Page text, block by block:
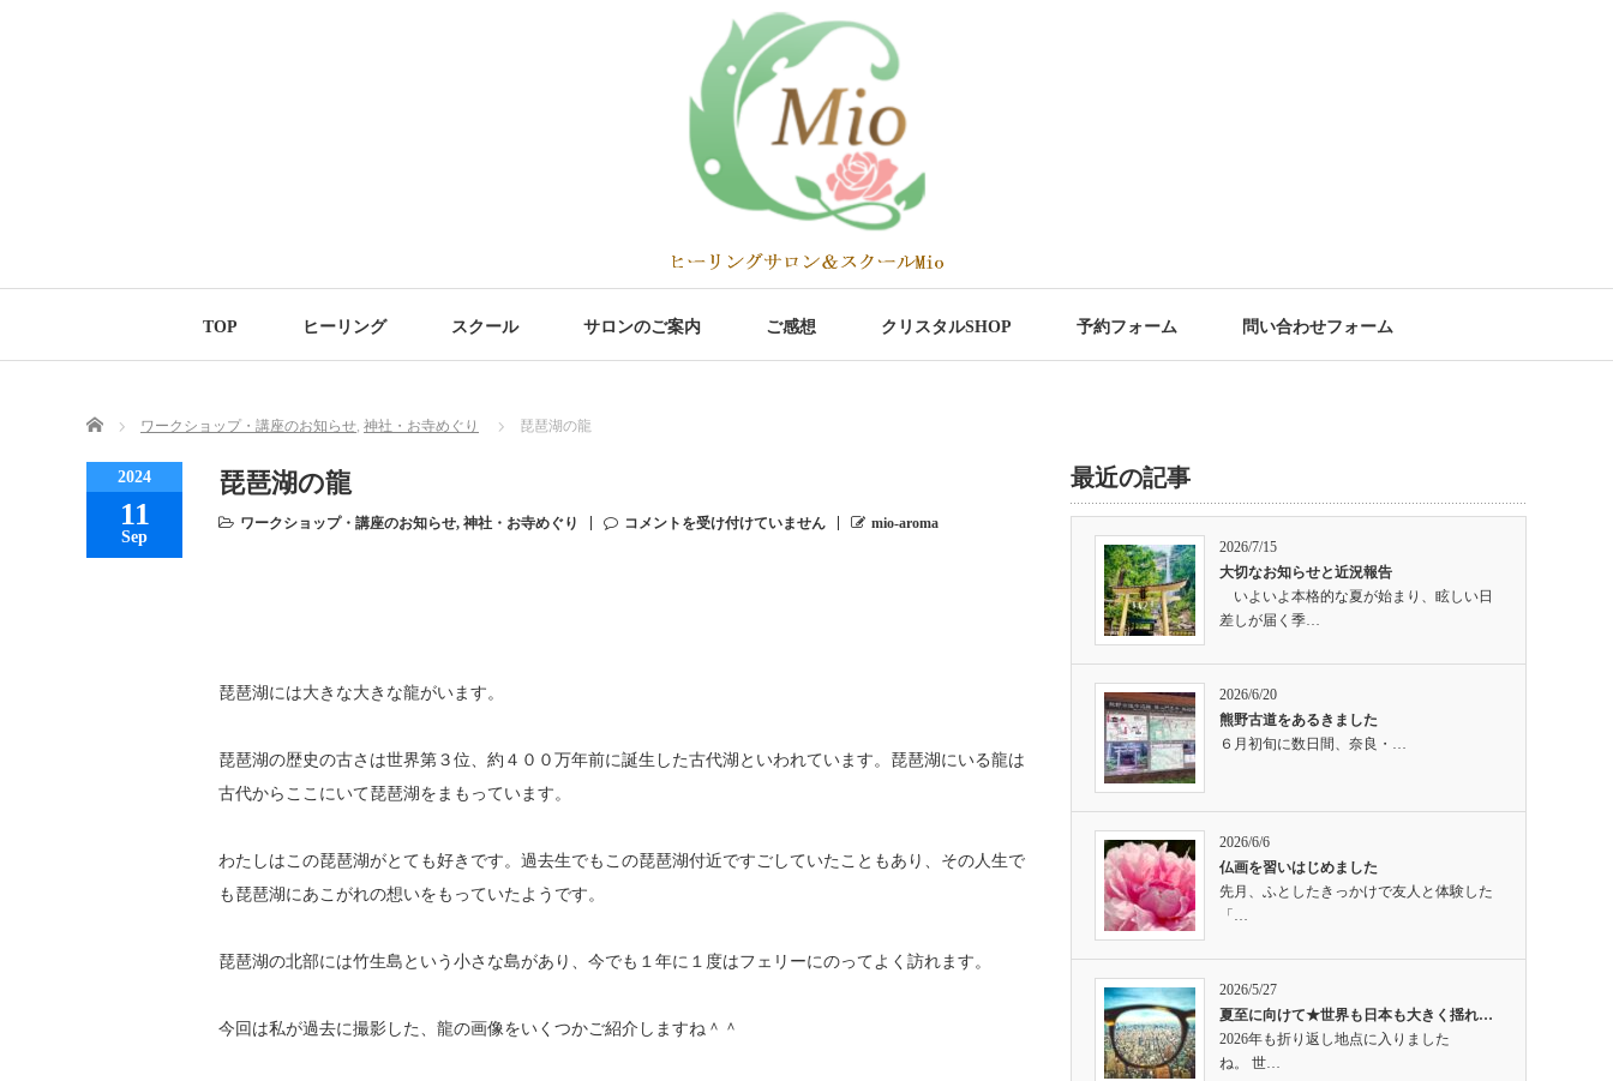
TOP ヒーリング スクール サロンのご案内 ご感想 クリスタルSHOP 予約フォーム 問い合わせフォーム
Home ワークショップ・講座のお知らせ, 神社・お寺めぐり 琵琶湖の龍
2024
11
Sep
琵琶湖の龍
ワークショップ・講座のお知らせ, 神社・お寺めぐり コメントを受け付けていません mio-aroma
琵琶湖には大きな大きな龍がいます。
琵琶湖の歴史の古さは世界第３位、約４００万年前に誕生した古代湖といわれています。琵琶湖にいる龍は
古代からここにいて琵琶湖をまもっています。
わたしはこの琵琶湖がとても好きです。過去生でもこの琵琶湖付近ですごしていたこともあり、その人生で
も琵琶湖にあこがれの想いをもっていたようです。
琵琶湖の北部には竹生島という小さな島があり、今でも１年に１度はフェリーにのってよく訪れます。
今回は私が過去に撮影した、龍の画像をいくつかご紹介しますね＾＾
最近の記事
2026/7/15
大切なお知らせと近況報告
いよいよ本格的な夏が始まり、眩しい日
差しが届く季…
2026/6/20
熊野古道をあるきました
６月初旬に数日間、奈良・…
2026/6/6
仏画を習いはじめました
先月、ふとしたきっかけで友人と体験した
「…
2026/5/27
夏至に向けて★世界も日本も大きく揺れ…
2026年も折り返し地点に入りました
ね。 世…